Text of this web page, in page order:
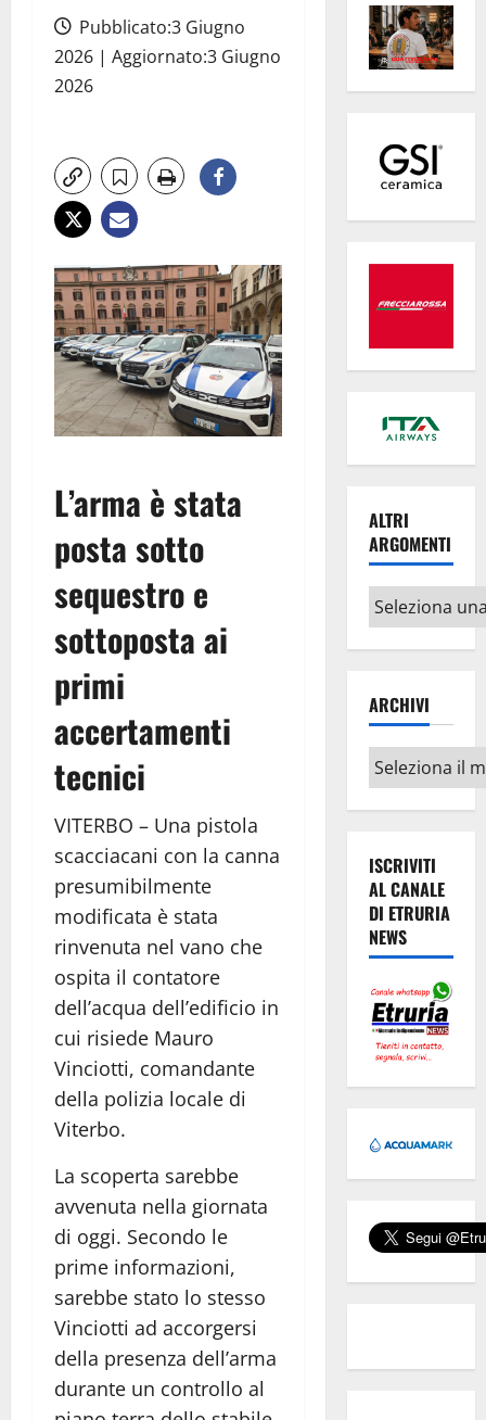
Pubblicato:3 Giugno
2026 | Aggiornato:3 Giugno
2026
L’arma è stata
posta sotto
sequestro e
sottoposta ai
primi
accertamenti
tecnici
VITERBO – Una pistola
scacciacani con la canna
presumibilmente
modificata è stata
rinvenuta nel vano che
ospita il contatore
dell’acqua dell’edificio in
cui risiede Mauro
Vinciotti, comandante
della polizia locale di
Viterbo.
La scoperta sarebbe
avvenuta nella giornata
di oggi. Secondo le
prime informazioni,
sarebbe stato lo stesso
Vinciotti ad accorgersi
della presenza dell’arma
durante un controllo al
ALTRI
ARGOMENTI
Altri
argomenti
ARCHIVI
Archivi
ISCRIVITI
AL CANALE
DI ETRURIA
NEWS